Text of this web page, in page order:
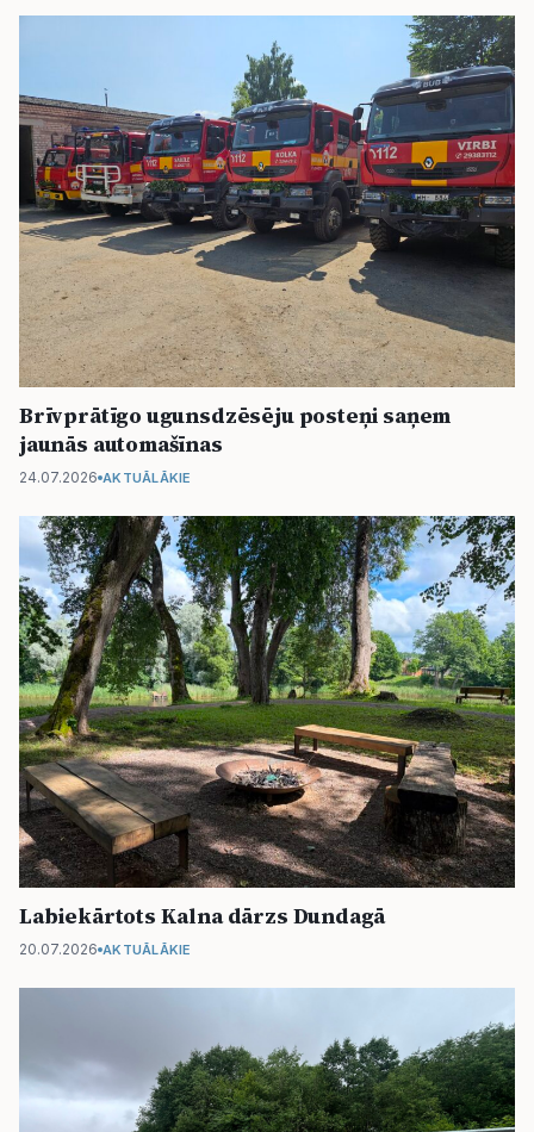
Brīvprātīgo ugunsdzēsēju posteņi saņem
jaunās automašīnas
24.07.2026 AKTUĀLĀKIE
Labiekārtots Kalna dārzs Dundagā
20.07.2026 AKTUĀLĀKIE